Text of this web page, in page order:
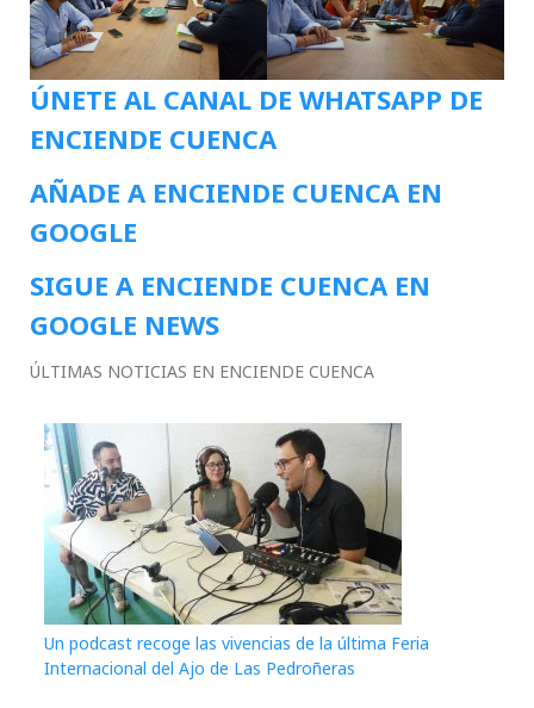
ÚNETE AL CANAL DE WHATSAPP DE
ENCIENDE CUENCA
AÑADE A ENCIENDE CUENCA EN
GOOGLE
SIGUE A ENCIENDE CUENCA EN
GOOGLE NEWS
ÚLTIMAS NOTICIAS EN ENCIENDE CUENCA
Un podcast recoge las vivencias de la última Feria
Internacional del Ajo de Las Pedroñeras